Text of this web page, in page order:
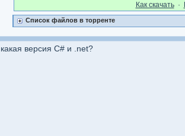
Как cкачать·
Список файлов в торренте
какая версия C# и .net?